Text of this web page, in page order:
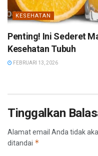
KESEHATAN
Penting! Ini Sederet
Kesehatan Tubuh
FEBRUARI 13, 2026
Tinggalkan
Alamat email Anda tidak
ditandai *